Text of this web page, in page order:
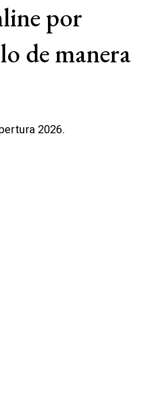
por
de manera
2026.